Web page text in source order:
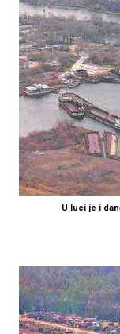
U luci je i